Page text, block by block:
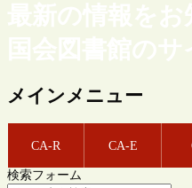
最新の情報を
国会図書館のサ
メインメニュー
CA-R CA-E
検索フォーム